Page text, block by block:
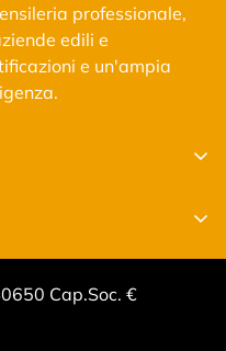
professionale,
edili e
e un'ampia
Cap.Soc. €